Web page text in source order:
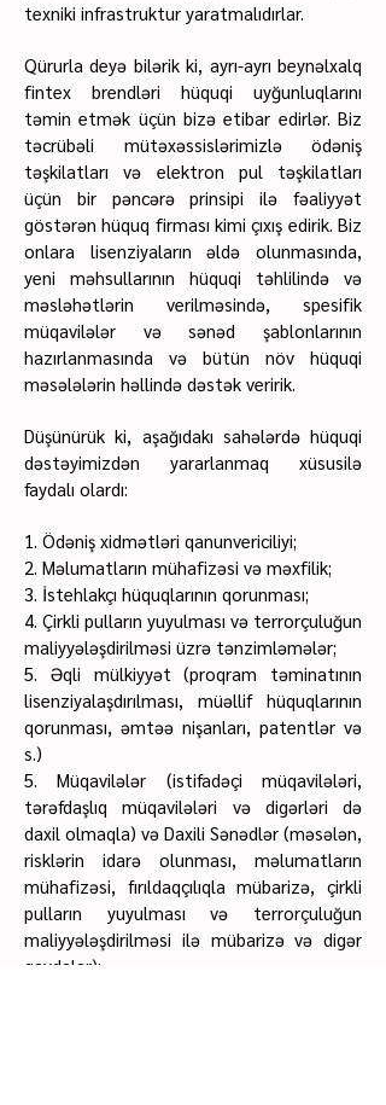
texniki infrastruktur yaratmalıdırlar.
Qürurla deyə bilərik ki, ayrı-ayrı beynəlxalq
fintex brendləri hüquqi uyğunluqlarını
təmin etmək üçün bizə etibar edirlər. Biz
təcrübəli mütəxəssislərimizlə ödəniş
təşkilatları və elektron pul təşkilatları
üçün bir pəncərə prinsipi ilə fəaliyyət
göstərən hüquq firması kimi çıxış edirik. Biz
onlara lisenziyaların əldə olunmasında,
yeni məhsullarının hüquqi təhlilində və
məsləhətlərin verilməsində, spesifik
müqavilələr və sənəd şablonlarının
hazırlanmasında və bütün növ hüquqi
məsələlərin həllində dəstək veririk.
Düşünürük ki, aşağıdakı sahələrdə hüquqi
dəstəyimizdən yararlanmaq xüsusilə
faydalı olardı:
1. Ödəniş xidmətləri qanunvericiliyi;
2. Məlumatların mühafizəsi və məxfilik;
3. İstehlakçı hüquqlarının qorunması;
4. Çirkli pulların yuyulması və terrorçuluğun
maliyyələşdirilməsi üzrə tənzimləmələr;
5. Əqli mülkiyyət (proqram təminatının
lisenziyalaşdırılması, müəllif hüquqlarının
qorunması, əmtəə nişanları, patentlər və
s.)
5. Müqavilələr (istifadəçi müqavilələri,
tərəfdaşlıq müqavilələri və digərləri də
daxil olmaqla) və Daxili Sənədlər (məsələn,
risklərin idarə olunması, məlumatların
mühafizəsi, fırıldaqçılıqla mübarizə, çirkli
pulların yuyulması və terrorçuluğun
maliyyələşdirilməsi ilə mübarizə və digər
qaydalar);